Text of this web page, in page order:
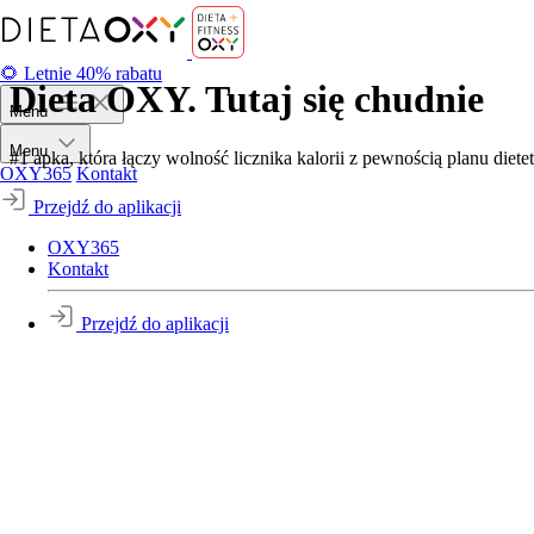
🌻 Letnie 40% rabatu
Menu
Menu
OXY365 Kontakt
Przejdź do aplikacji
OXY365
Kontakt
Przejdź do aplikacji
Dieta OXY. Tutaj się chudnie
#1 apka, która łączy wolność licznika kalorii z pewnością planu